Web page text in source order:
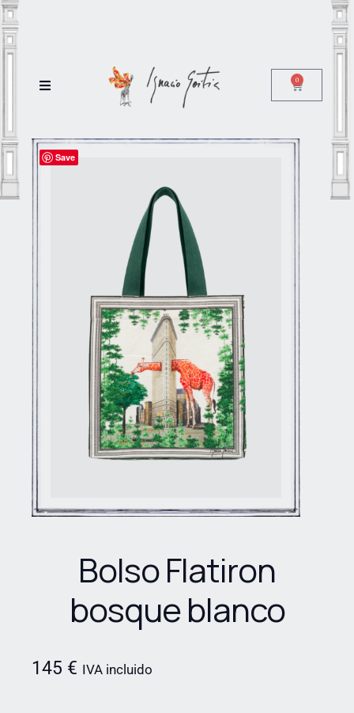
0
Save
Bolso Flatiron
bosque blanco
145 € IVA incluido